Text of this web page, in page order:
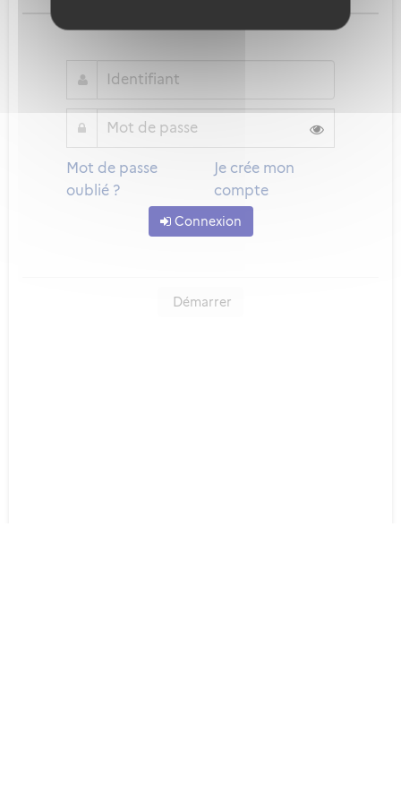
Mot de passe
oublié ?
Je crée mon
compte
Connexion
Démarrer